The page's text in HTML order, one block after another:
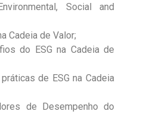
Social and
Cadeia de Valor;
do ESG na Cadeia de
de ESG na Cadeia
de Desempenho do